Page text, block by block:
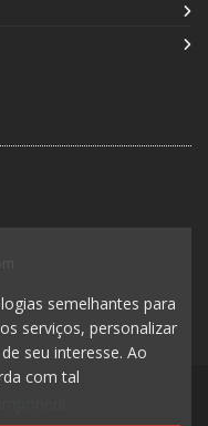
semelhantes para
serviços, personalizar
seu interesse. Ao
com tal